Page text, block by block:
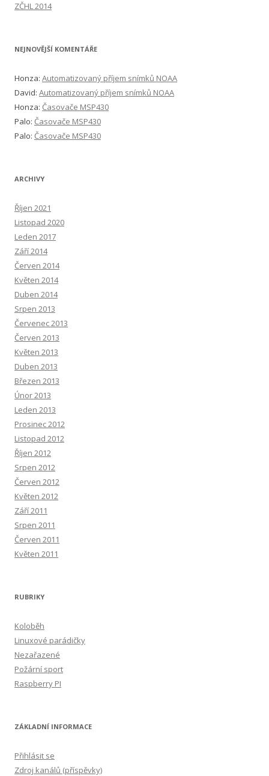
ZČHL 2014
NEJNOVĚJŠÍ KOMENTÁŘE
Honza: Automatizovaný příjem snímků NOAA
David: Automatizovaný příjem snímků NOAA
Honza: Časovače MSP430
Palo: Časovače MSP430
Palo: Časovače MSP430
ARCHIVY
Říjen 2021
Listopad 2020
Leden 2017
Září 2014
Červen 2014
Květen 2014
Duben 2014
Srpen 2013
Červenec 2013
Červen 2013
Květen 2013
Duben 2013
Březen 2013
Únor 2013
Leden 2013
Prosinec 2012
Listopad 2012
Říjen 2012
Srpen 2012
Červen 2012
Květen 2012
Září 2011
Srpen 2011
Červen 2011
Květen 2011
RUBRIKY
Koloběh
Linuxové parádičky
Nezařazené
Požární sport
Raspberry PI
ZÁKLADNÍ INFORMACE
Přihlásit se
Zdroj kanálů (příspěvky)